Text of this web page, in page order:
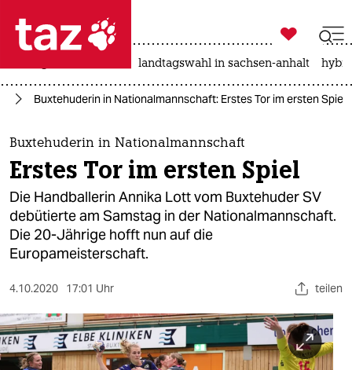
 taz zahl ich
taz zahl ich
themen
politik
öko
gesellschaft
kultur
sport
berlin

taz zahl ich
landtagswahl in sachsen-anhalt
Buxtehuderin in Nationalmannschaft: Erstes Tor im ersten Spiel
Buxtehuderin in Nationalmannschaft
Erstes Tor im ersten Spiel
Die Handballerin Annika Lott vom Buxtehuder SV
debütierte am Samstag in der Nationalmannschaft.
Die 20-Jährige hofft nun auf die
Europameisterschaft.
4.10.2020 17:01 Uhr teilen